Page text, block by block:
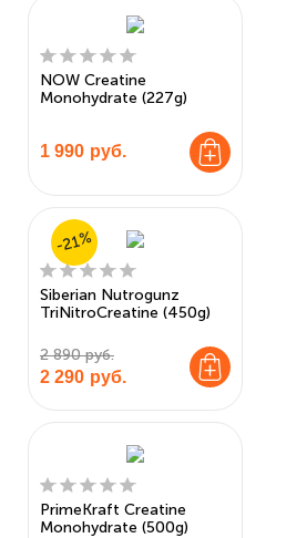
NOW Creatine
Monohydrate (227g)
1 990 руб.
Siberian Nutrogunz
TriNitroCreatine (450g)
2 890 руб.
2 290 руб.
-21%
PrimeKraft Creatine
Monohydrate (500g)